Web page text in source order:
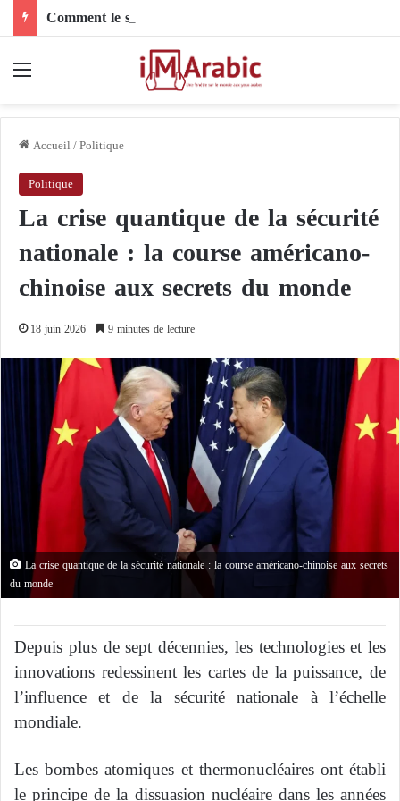
Accueil/Politique
Politique
La crise quantique de la sécurité
nationale : la course américano-
chinoise aux secrets du monde
18 juin 2026 9 minutes de lecture
La crise quantique de la sécurité nationale : la course américano-chinoise aux secrets
du monde
Depuis plus de sept décennies, les technologies et les
innovations redessinent les cartes de la puissance, de
l’influence et de la sécurité nationale à l’échelle
mondiale.
Les bombes atomiques et thermonucléaires ont établi
le principe de la dissuasion nucléaire dans les années